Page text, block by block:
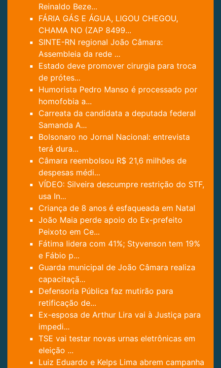
Reinaldo Beze...
FÁRIA GÁS E ÁGUA, LIGOU CHEGOU,
CHAMA NO (ZAP 8499...
SINTE-RN regional João Câmara:
Assembleia da rede ...
Estado deve promover cirurgia para troca
de prótes...
Humorista Pedro Manso é processado por
homofobia a...
Carreata da candidata a deputada federal
Samanda A...
Bolsonaro no Jornal Nacional: entrevista
terá dura...
Câmara reembolsou R$ 21,6 milhões de
despesas médi...
VÍDEO: Silveira descumpre restrição do STF,
usa In...
Criança de 8 anos é esfaqueada em Natal
João Maia perde apoio do Ex-prefeito
Peixoto em Ce...
Fátima lidera com 41%; Styvenson tem 19%
e Fábio p...
Guarda municipal de João Câmara realiza
capacitaçã...
Defensoria Pública faz mutirão para
retificação de...
Ex-esposa de Arthur Lira vai à Justiça para
impedi...
TSE vai testar novas urnas eletrônicas em
eleição ...
Luiz Eduardo e Kelps Lima abrem campanha